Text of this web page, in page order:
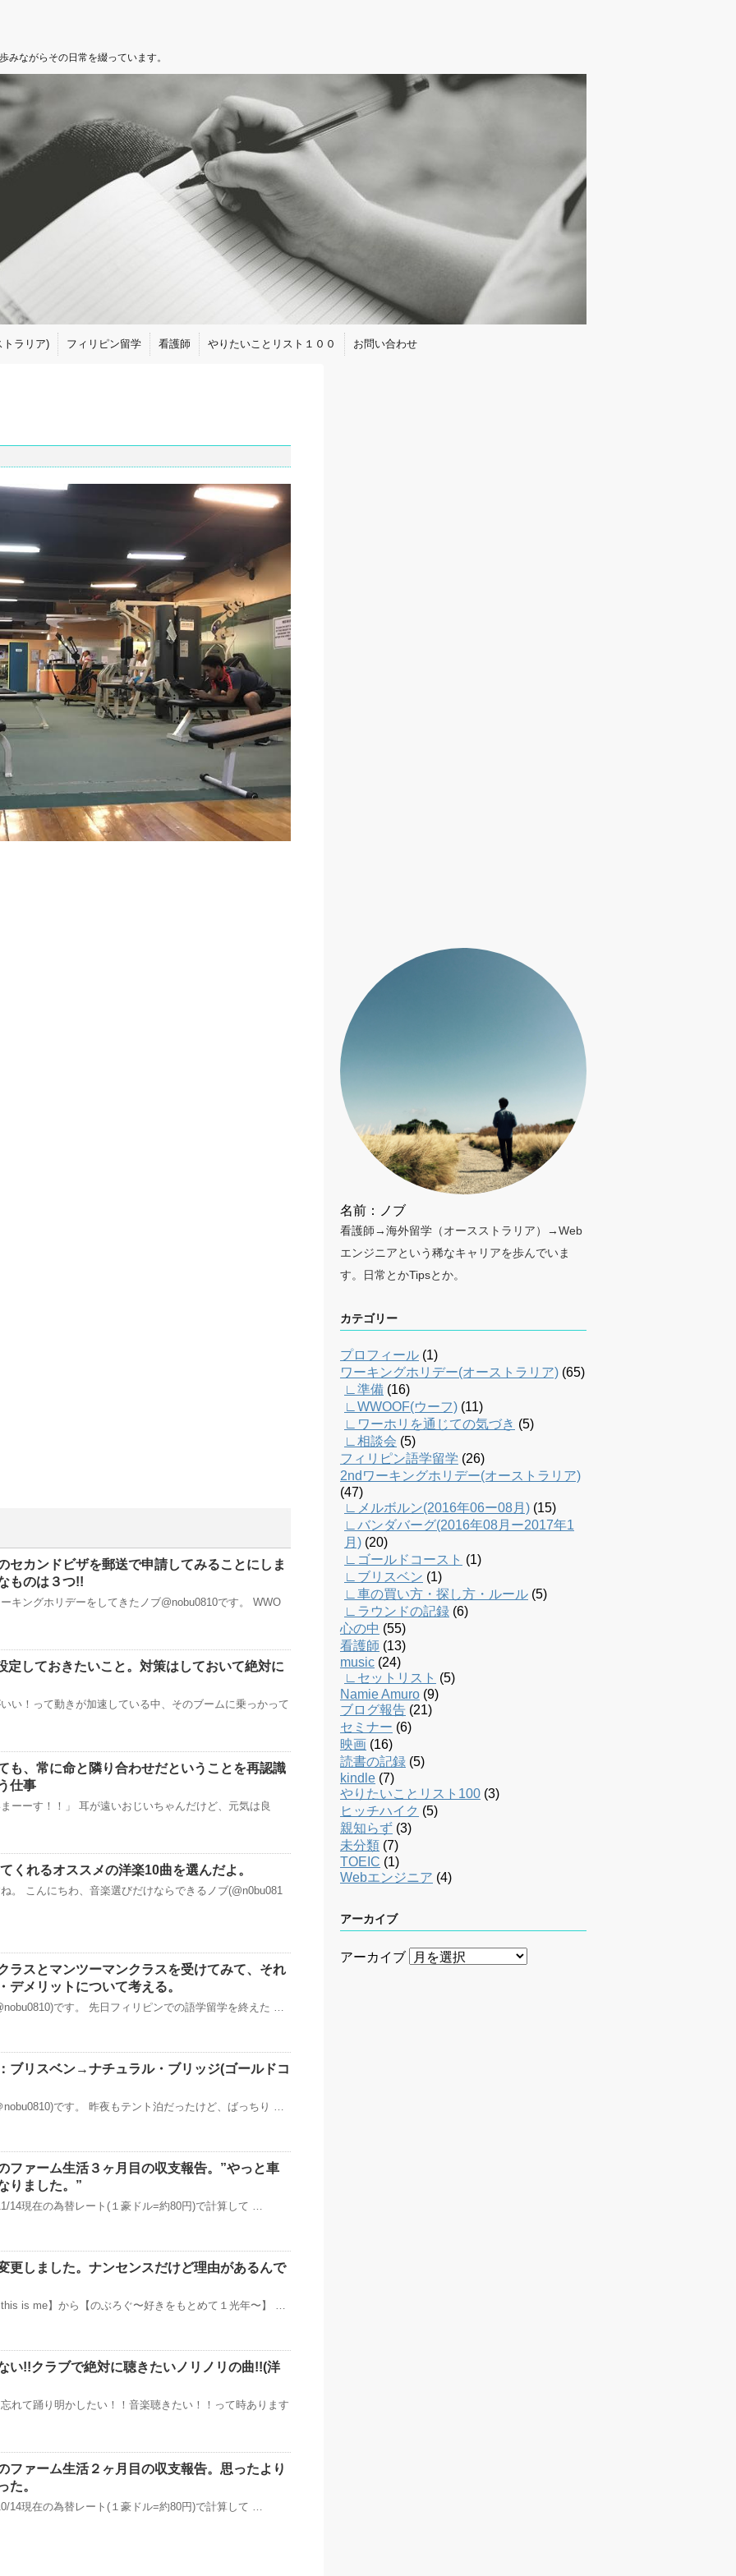
ながらその日常を綴っています。
トラリア) フィリピン留学 看護師 やりたいことリスト１００ お問い合わせ
セカンドビザを郵送で申請してみることにしま
ものは３つ!!
キングホリデーをしてきたノブ@nobu0810です。 WWO
定しておきたいこと。対策はしておいて絶対に
い！って動きが加速している中、そのブームに乗っかって
も、常に命と隣り合わせだということを再認識
仕事
ーーす！！」 耳が遠いおじいちゃんだけど、元気は良
くれるオススメの洋楽10曲を選んだよ。
。 こんにちわ、音楽選びだけならできるノブ(@n0bu081
ラスとマンツーマンクラスを受けてみて、それ
デメリットについて考える。
です。 先日フィリピンでの語学留学を終えた …
ブリスベン→ナチュラル・ブリッジ(ゴールドコ
nobu0810)です。 昨夜もテント泊だったけど、ばっちり …
ファーム生活３ヶ月目の収支報告。”やっと車
りました。”
14現在の為替レート(１豪ドル=約80円)で計算して …
更しました。ナンセンスだけど理由があるんで
is me】から【のぶろぐ〜好きをもとめて１光年〜】 …
い!!クラブで絶対に聴きたいノリノリの曲!!(洋
れて踊り明かしたい！！音楽聴きたい！！って時あります
ファーム生活２ヶ月目の収支報告。思ったより
た。
14現在の為替レート(１豪ドル=約80円)で計算して …
名前：ノブ
看護師→海外留学（オースストラリア）→Web
エンジニアという稀なキャリアを歩んでいま
す。日常とかTipsとか。
カテゴリー
プロフィール (1)
ワーキングホリデー(オーストラリア) (65)
∟準備 (16)
∟WWOOF(ウーフ) (11)
∟ワーホリを通じての気づき (5)
∟相談会 (5)
フィリピン語学留学 (26)
2ndワーキングホリデー(オーストラリア)
(47)
∟メルボルン(2016年06ー08月) (15)
∟バンダバーグ(2016年08月ー2017年1
月) (20)
∟ゴールドコースト (1)
∟ブリスベン (1)
∟車の買い方・探し方・ルール (5)
∟ラウンドの記録 (6)
心の中 (55)
看護師 (13)
music (24)
∟セットリスト (5)
Namie Amuro (9)
ブログ報告 (21)
セミナー (6)
映画 (16)
読書の記録 (5)
kindle (7)
やりたいことリスト100 (3)
ヒッチハイク (5)
親知らず (3)
未分類 (7)
TOEIC (1)
Webエンジニア (4)
アーカイブ
アーカイブ